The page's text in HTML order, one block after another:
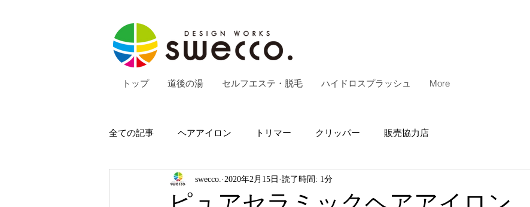
トップ 道後の湯 セルフエステ・脱毛 ハイドロスプラッシュ More
全ての記事 ヘアアイロン トリマー クリッパー 販売協力店
swecco. 2020年2月15日 読了時間: 1分